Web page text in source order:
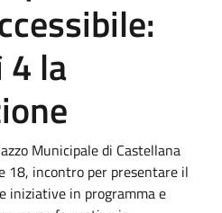
la
Municipale di Castellana
18, incontro per presentare il
iniziative in programma e